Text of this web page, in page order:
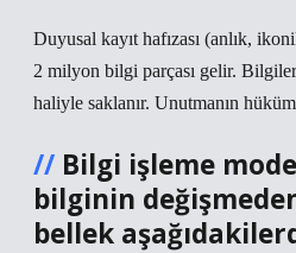
Duyusal kayıt hafızası (anlık,
2 milyon bilgi parçası gelir.
haliyle saklanır. Unutmanın
Bilgi işleme
bilginin
bellek